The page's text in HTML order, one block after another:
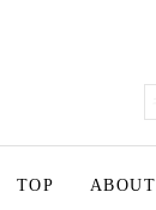
TOP ABOUT